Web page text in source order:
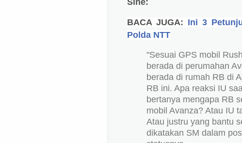
BACA JUGA: Ini 3
Polda NTT
"Sesuai GPS mobil
berada di perumahan
berada di rumah RB di
RB ini. Apa reaksi IU
bertanya mengapa RB
mobil Avanza? Atau IU
Atau justru yang bantu
dikatakan SM dalam